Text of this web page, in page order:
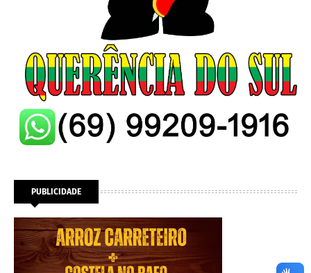
PUBLICIDADE